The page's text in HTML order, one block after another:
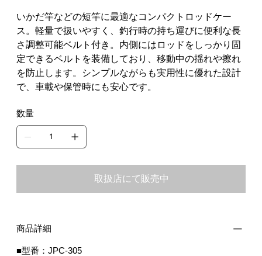
いかだ竿などの短竿に最適なコンパクトロッドケー
ス。軽量で扱いやすく、釣行時の持ち運びに便利な長
さ調整可能ベルト付き。内側にはロッドをしっかり固
定できるベルトを装備しており、移動中の揺れや擦れ
を防止します。シンプルながらも実用性に優れた設計
で、車載や保管時にも安心です。
数量
取扱店にて販売中
商品詳細
■型番：JPC-305